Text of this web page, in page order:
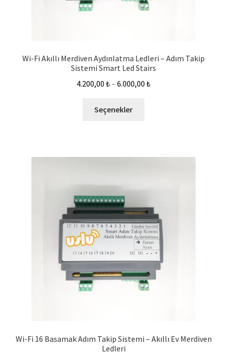
Wi-Fi Akıllı Merdiven Aydınlatma Ledleri – Adım Takip
Sistemi Smart Led Stairs
4.200,00 ₺– 6.000,00 ₺
Seçenekler
Wi-Fi 16 Basamak Adım Takip Sistemi – Akıllı Ev Merdiven
Ledleri